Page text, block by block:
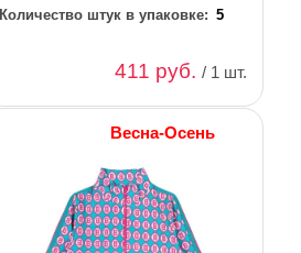
Количество штук в упаковке: 5
411 руб./ 1 шт.
Весна-Осень